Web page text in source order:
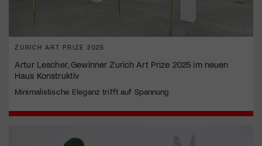
ZURICH ART PRIZE 2025
Artur Lescher, Gewinner Zurich Art Prize 2025 im neuen
Haus Konstruktiv
Minimalistische Eleganz trifft auf Spannung